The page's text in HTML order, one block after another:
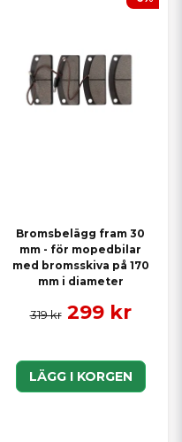
Bromsbelägg fram 30
mm - för mopedbilar
med bromsskiva på 170
mm i diameter
319 kr 299 kr
LÄGG I KORGEN